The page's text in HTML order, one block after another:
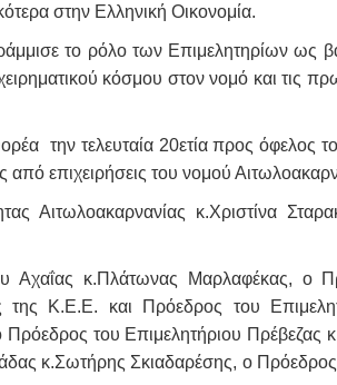
στην Ελληνική Οικονομία.
το ρόλο των Επιμελητηρίων ως
κόσμου στον νομό και τις
την τελευταία 20ετία προς όφελος
επιχειρήσεις του νομού
Αιτωλοακαρνανίας κ.Χριστίνα
Αχαΐας κ.Πλάτωνας Μαρλαφέκας, ο
Κ.Ε.Ε. και Πρόεδρος του
του Επιμελητήριου Πρέβεζας
κ.Σωτήρης Σκιαδαρέσης, ο